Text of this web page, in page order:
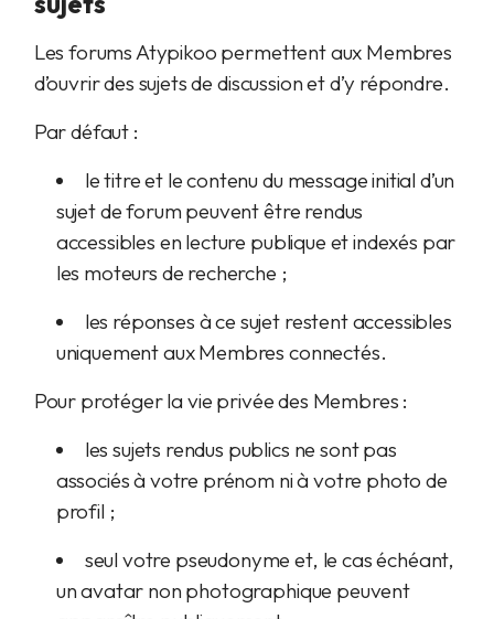
Les forums Atypikoo permettent aux Membres
d’ouvrir des sujets de discussion et d’y répondre.
Par défaut :
le titre et le contenu du message initial d’un
sujet de forum peuvent être rendus
accessibles en lecture publique et indexés par
les moteurs de recherche ;
les réponses à ce sujet restent accessibles
uniquement aux Membres connectés.
Pour protéger la vie privée des Membres :
les sujets rendus publics ne sont pas
associés à votre prénom ni à votre photo de
profil ;
seul votre pseudonyme et, le cas échéant,
un avatar non photographique peuvent